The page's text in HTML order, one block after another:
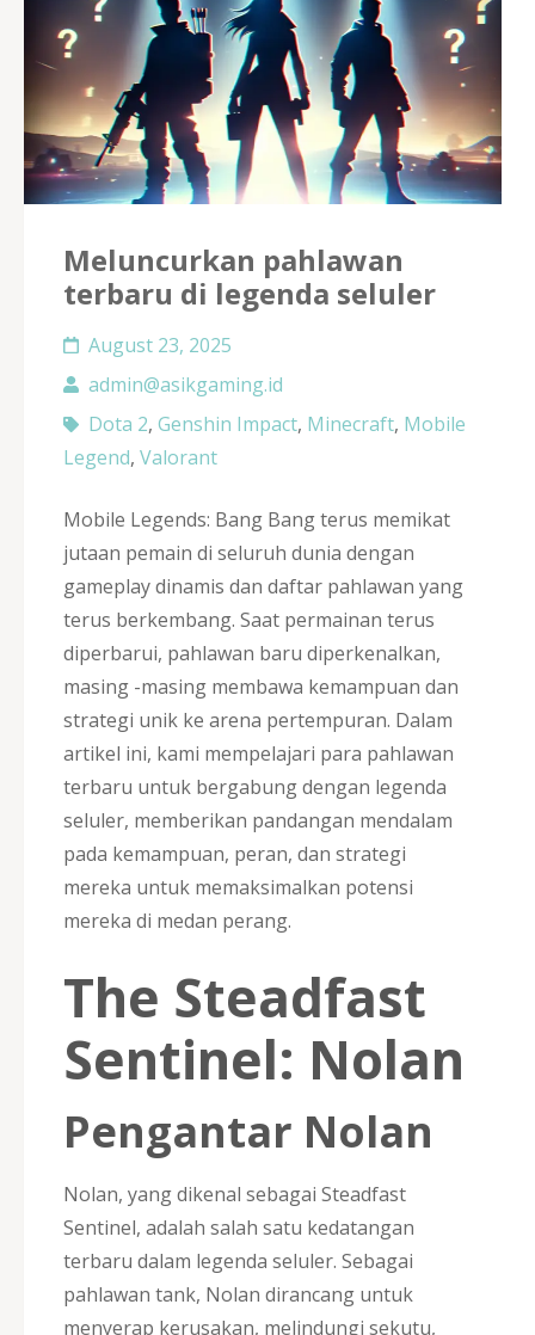
Meluncurkan pahlawan
terbaru di legenda seluler
August 23, 2025
admin@asikgaming.id
Dota 2, Genshin Impact, Minecraft, Mobile
Legend, Valorant
Mobile Legends: Bang Bang terus memikat
jutaan pemain di seluruh dunia dengan
gameplay dinamis dan daftar pahlawan yang
terus berkembang. Saat permainan terus
diperbarui, pahlawan baru diperkenalkan,
masing -masing membawa kemampuan dan
strategi unik ke arena pertempuran. Dalam
artikel ini, kami mempelajari para pahlawan
terbaru untuk bergabung dengan legenda
seluler, memberikan pandangan mendalam
pada kemampuan, peran, dan strategi
mereka untuk memaksimalkan potensi
mereka di medan perang.
The Steadfast
Sentinel: Nolan
Pengantar Nolan
Nolan, yang dikenal sebagai Steadfast
Sentinel, adalah salah satu kedatangan
terbaru dalam legenda seluler. Sebagai
pahlawan tank, Nolan dirancang untuk
menyerap kerusakan, melindungi sekutu,